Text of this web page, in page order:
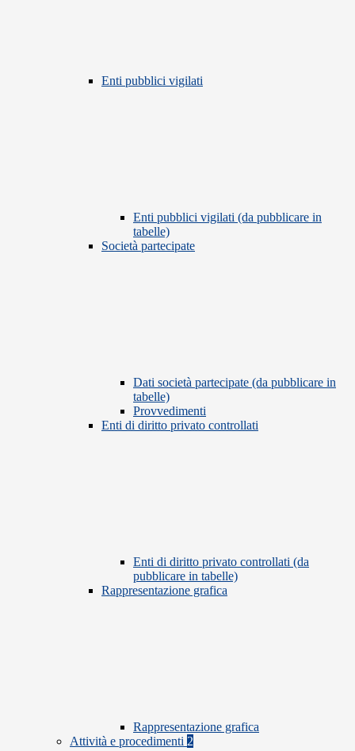
Enti pubblici vigilati
Enti pubblici vigilati (da pubblicare in
tabelle)
Società partecipate
Dati società partecipate (da pubblicare in
tabelle)
Provvedimenti
Enti di diritto privato controllati
Enti di diritto privato controllati (da
pubblicare in tabelle)
Rappresentazione grafica
Rappresentazione grafica
Attività e procedimenti 2